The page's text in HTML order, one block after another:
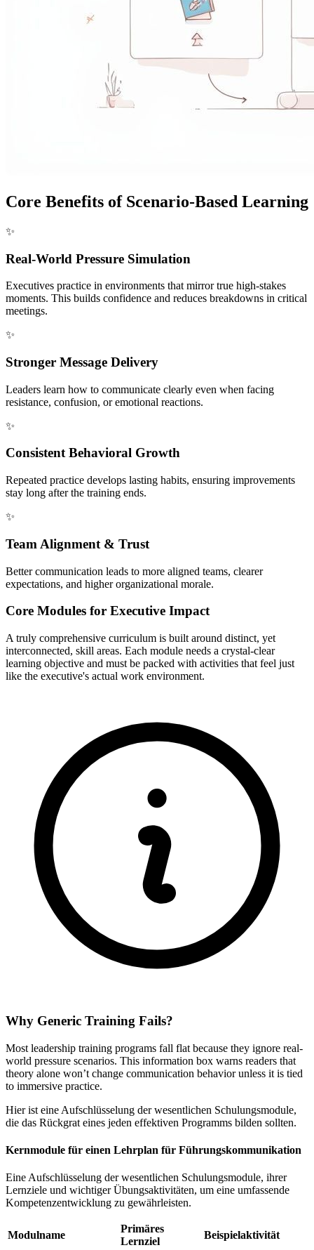
Core Benefits of Scenario-Based Learning
✨
Real-World Pressure Simulation
Executives practice in environments that mirror true high-stakes
moments. This builds confidence and reduces breakdowns in critical
meetings.
✨
Stronger Message Delivery
Leaders learn how to communicate clearly even when facing
resistance, confusion, or emotional reactions.
✨
Consistent Behavioral Growth
Repeated practice develops lasting habits, ensuring improvements
stay long after the training ends.
✨
Team Alignment & Trust
Better communication leads to more aligned teams, clearer
expectations, and higher organizational morale.
Core Modules for Executive Impact
A truly comprehensive curriculum is built around distinct, yet
interconnected, skill areas. Each module needs a crystal-clear
learning objective and must be packed with activities that feel just
like the executive's actual work environment.
Why Generic Training Fails?
Most leadership training programs fall flat because they ignore real-
world pressure scenarios. This information box warns readers that
theory alone won’t change communication behavior unless it is tied
to immersive practice.
Hier ist eine Aufschlüsselung der wesentlichen Schulungsmodule,
die das Rückgrat eines jeden effektiven Programms bilden sollten.
Kernmodule für einen Lehrplan für Führungskommunikation
Eine Aufschlüsselung der wesentlichen Schulungsmodule, ihrer
Lernziele und wichtiger Übungsaktivitäten, um eine umfassende
Kompetenzentwicklung zu gewährleisten.
Modulname
Primäres
Lernziel
Beispielaktivität